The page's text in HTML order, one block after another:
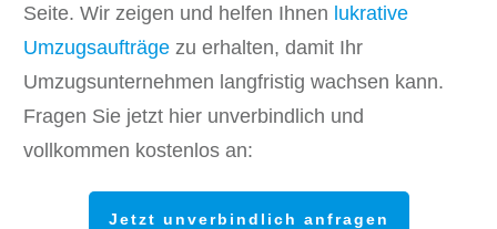
Seite. Wir zeigen und helfen Ihnen lukrative
Umzugsaufträge zu erhalten, damit Ihr
Umzugsunternehmen langfristig wachsen kann.
Fragen Sie jetzt hier unverbindlich und
vollkommen kostenlos an:
Jetzt unverbindlich anfragen